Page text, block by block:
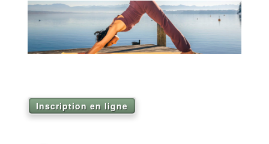
Inscription en ligne